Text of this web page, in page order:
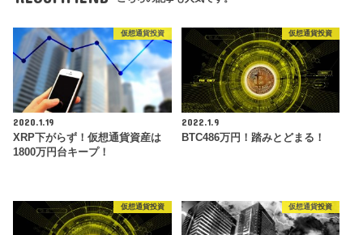
仮想通貨投資
2020.1.19
XRP下がらず！仮想通貨資産は
1800万円台キープ！
仮想通貨投資
2022.1.9
BTC486万円！踏みとどまる！
仮想通貨投資 仮想通貨投資